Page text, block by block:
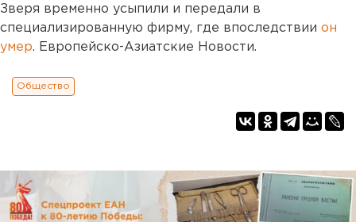
Зверя временно усыпили и передали в
специализированную фирму, где впоследствии он
умер. Европейско-Азиатские Новости.
Общество